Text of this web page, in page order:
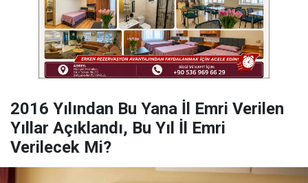
2016 Yılından Bu Yana İl Emri Verilen
Yıllar Açıklandı, Bu Yıl İl Emri
Verilecek Mi?